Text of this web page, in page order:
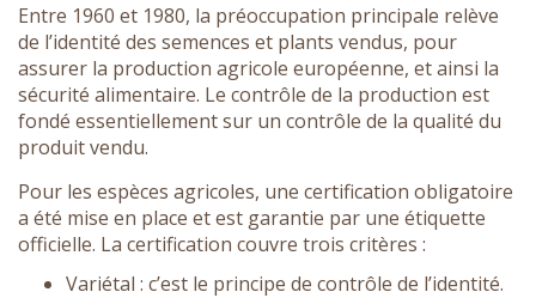
Entre 1960 et 1980, la préoccupation principale relève
de l’identité des semences et plants vendus, pour
assurer la production agricole européenne, et ainsi la
sécurité alimentaire. Le contrôle de la production est
fondé essentiellement sur un contrôle de la qualité du
produit vendu.
Pour les espèces agricoles, une certification obligatoire
a été mise en place et est garantie par une étiquette
officielle. La certification couvre trois critères :
Variétal : c’est le principe de contrôle de l’identité.